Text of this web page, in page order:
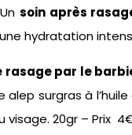
soin après
hydratation
rasage par le
alep surgras à
visage. 20gr – Prix